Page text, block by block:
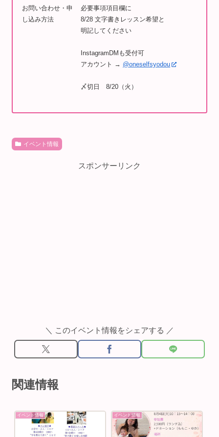
お問い合わせ・申
し込み方法
必要事項項目欄に
8/28 文字書きレッスン希望と
明記してください
InstagramDMも受付可
アカウント → @oneselfsyodou
〆切日 8/20（火）
イベント情報
スポンサーリンク
＼ このイベント情報をシェアする ／
関連情報
イベント情報 イベント情報